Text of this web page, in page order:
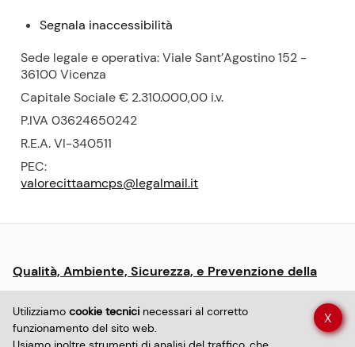
Utilizziamo cookie tecnici necessari al corretto
funzionamento del sito web.
X
Segnala inaccessibilità
Sede legale e operativa: Viale Sant’Agostino 152 -
36100 Vicenza
Capitale Sociale € 2.310.000,00 i.v.
P.IVA 03624650242
R.E.A.VI-340511
PEC:
valorecittaamcps@legalmail.it
informative
e
policy
Qualità, Ambiente, Sicurezza, e Prevenzione della
Dichiarazione di accessibilità sito